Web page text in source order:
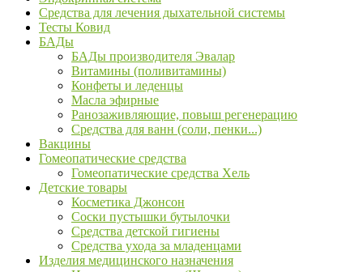
Средства для лечения дыхательной системы
Тесты Ковид
БАДы
БАДы производителя Эвалар
Витамины (поливитамины)
Конфеты и леденцы
Масла эфирные
Ранозаживляющие, повыш регенерацию
Средства для ванн (соли, пенки...)
Вакцины
Гомеопатические средства
Гомеопатические средства Хель
Детские товары
Косметика Джонсон
Соски пустышки бутылочки
Средства детской гигиены
Средства ухода за младенцами
Изделия медицинского назначения